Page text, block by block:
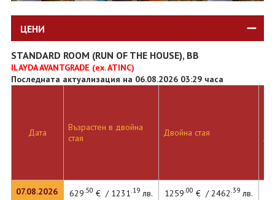
ЦЕНИ
STANDARD ROOM (RUN OF THE HOUSE), BB
ILAYDA AVANTGRADE (ex. ATINC)
Последната актуализация на 06.08.2026 03:29 часа
Дата
07.08.2026
Възрастен в двойна
стая
Двойна стая
629.50 € / 1231.19лв. 1259.00 € / 2462.39лв.